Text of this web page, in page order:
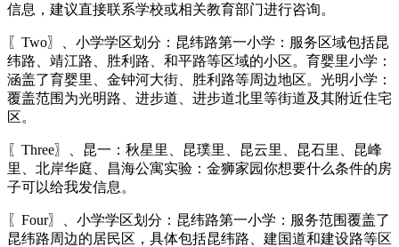
信息，建议直接联系学校或相关教育部门进行咨询。
〖Two〗、小学学区划分：昆纬路第一小学：服务区域包括昆
纬路、靖江路、胜利路、和平路等区域的小区。育婴里小学：
涵盖了育婴里、金钟河大街、胜利路等周边地区。光明小学：
覆盖范围为光明路、进步道、进步道北里等街道及其附近住宅
区。
〖Three〗、昆一：秋星里、昆璞里、昆云里、昆石里、昆峰
里、北岸华庭、昌海公寓实验：金狮家园你想要什么条件的房
子可以给我发信息。
〖Four〗、小学学区划分：昆纬路第一小学：服务范围覆盖了
昆纬路周边的居民区，具体包括昆纬路、建国道和建设路等区